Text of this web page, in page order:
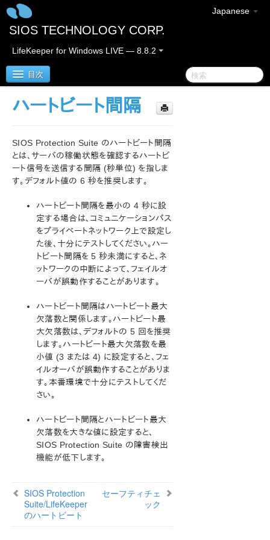
Japanese
SIOS TECHNOLOGY CORP.
LifeKeeper for Windows LIVE — 8.8.2
目次
SIOS Protection Suite/LifeKeeper for Windows
SIOS Protection Suite/LifeKeeper for Windows リ
リースノート
SIOS Protection Suite/LifeKeeper for Windows ク
AWS Direct Connect クイックスタートガイド
AWS VPC ピア接続クイックスタートガイド
Microsoft Azure 動作検証ガイド
SIOS Protection Suite/LifeKeeper インストレーション
ガイド
SIOS Protection Suite/LifeKeeper for Windows テ
クニカルドキュメンテーション
はじめに
Core
コミュニケーションパスの種類
SIOS Protection Suite/LifeKeeper のハートビート
ハートビート間隔
構成
管理
ハートビート間隔
SIOS Protection Suite のハートビート間隔
とは、サーバの稼働状態を確認するハートビ
ート信号を送信する間隔 (秒単位) を指しま
す。デフォルト値の 6 秒を推奨します。
ハートビート間隔を最小の 4 秒に設
定する場合は、コミュニケーションパス
をプライベートネットワーク上で設定し
た後、十分にテストしてください。ハー
トビート間隔を 5 秒未満にすると、ネ
ットワークの中断によって、フェイルオ
ーバが誤動作することがあります。
ハートビート間隔はハートビート最大
欠落数と関係します。ハートビート最
大欠落数は、デフォルトの 5 回を推奨
します。ハートビート最大欠落数を最
小値 (3 または 4) に設定すると、フェ
イルオーバが誤動作することがありま
す。本番環境で十分にテストしてくだ
さい。
ハートビート間隔とハートビート最大
欠落数を大きな値に設定すると、
SIOS Protection Suite の障害検出
機能が低下します。
SIOS Protection
Suite/LifeKeeper
のハートビート
セーフティチェ
ック